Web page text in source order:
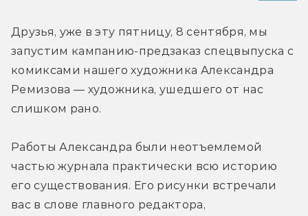
Друзья, уже в эту пятницу, 8 сентября, мы
запустим кампанию-предзаказ спецвыпуска с
комиксами нашего художника Александра
Ремизова — художника, ушедшего от нас
слишком рано.
Работы Александра были неотъемлемой
частью журнала практически всю историю
его существования. Его рисунки встречали
вас в слове главного редактора,